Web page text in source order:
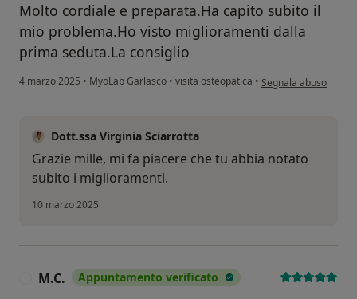
Molto cordiale e preparata.Ha capito subito il
mio problema.Ho visto miglioramenti dalla
prima seduta.La consiglio
4 marzo 2025 • MyoLab Garlasco • visita osteopatica • secondo l'opinione
Segnala abuso
Dott.ssa Virginia Sciarrotta
Grazie mille, mi fa piacere che tu abbia notato
subito i miglioramenti.
10 marzo 2025
M.C. Appuntamento verificato